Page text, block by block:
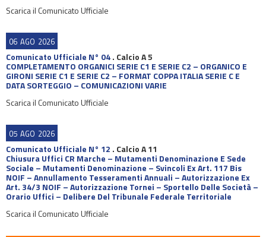
Scarica il Comunicato Ufficiale
06 AGO 2026
Comunicato Ufficiale N° 04. Calcio A 5
COMPLETAMENTO ORGANICI SERIE C1 E SERIE C2 – ORGANICO E
GIRONI SERIE C1 E SERIE C2 – FORMAT COPPA ITALIA SERIE C E
DATA SORTEGGIO – COMUNICAZIONI VARIE
Scarica il Comunicato Ufficiale
05 AGO 2026
Comunicato Ufficiale N° 12 . Calcio A 11
Chiusura Uffici CR Marche – Mutamenti Denominazione E Sede
Sociale – Mutamenti Denominazione – Svincoli Ex Art. 117 Bis
NOIF – Annullamento Tesseramenti Annuali – Autorizzazione Ex
Art. 34/3 NOIF – Autorizzazione Tornei – Sportello Delle Società –
Orario Uffici – Delibere Del Tribunale Federale Territoriale
Scarica il Comunicato Ufficiale